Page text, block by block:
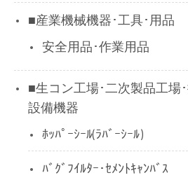
■産業機械機器･工具･用品
安全用品･作業用品
■生コン工場･二次製品工場
設備機器
ﾎｯﾊﾟｰｼｰﾙ(ﾗﾊﾞｰｼｰﾙ)
ﾊﾞｸﾞﾌｲﾙﾀｰ･ｾﾒﾝﾄｷｬﾝﾊﾞｽ